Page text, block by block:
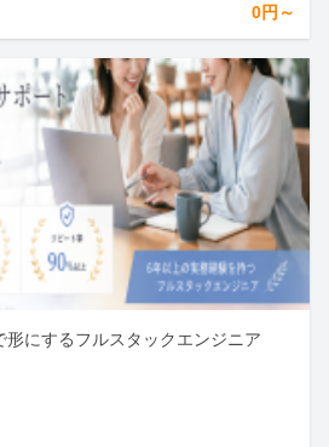
0円～
にするフルスタックエンジニア